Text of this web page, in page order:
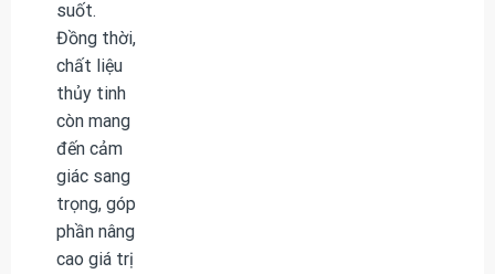
suốt.
Đồng thời,
chất liệu
thủy tinh
còn mang
đến cảm
giác sang
trọng, góp
phần nâng
cao giá trị